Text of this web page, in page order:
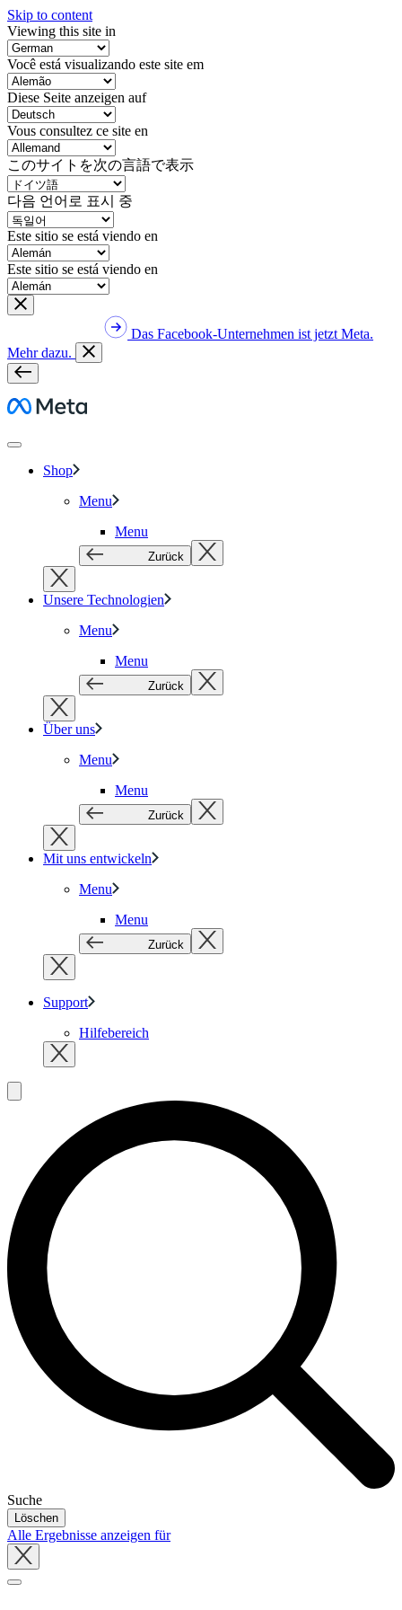
Skip to content
Viewing this site in
Você está visualizando este site em
Diese Seite anzeigen auf
Vous consultez ce site en
このサイトを次の言語で表示
다음 언어로 표시 중
Este sitio se está viendo en
Este sitio se está viendo en
Das Facebook-Unternehmen ist jetzt Meta.
Mehr dazu.
Meta
Shop
Menu
Menu
Zurück
Unsere Technologien
Menu
Menu
Zurück
Über uns
Menu
Menu
Zurück
Mit uns entwickeln
Menu
Menu
Zurück
Support
Hilfebereich
Suche
Löschen
Alle Ergebnisse anzeigen für
tray